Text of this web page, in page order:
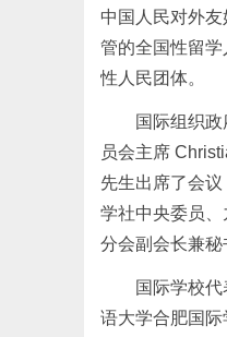
中国人民对外
管的全国性留学
性人民团体。
国际组织
员会主席
先生出席了会
学社中央委员
分会副会长兼秘
国际学校
语大学合肥国